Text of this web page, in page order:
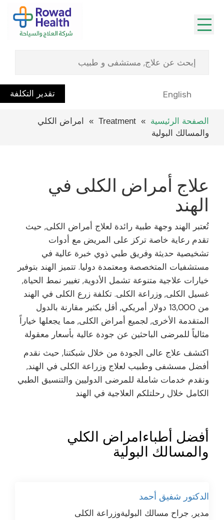
English تقدير التكلفة
الصفحة الرئيسية
» Treatment » امراض الكلي
والمسالك البولية
علاج أمراض الكلى في
الهند
تُعتبر الهند وجهة طبية رائدة لعلاج أمراض الكلى, حيث
تقدم رعاية خاصة تركز على المريض مع أدوات
تشخيصية حديثة وفريق طبي ذوي خبرة عالية في
مستشفيات المتخصصة ومعتمدة دوليا. تتميز الهند بتوفير
خيارات علاجية متنوعة تشمل الأدوية, تغيير نمط الحياة,
غسيل الكلى, وزراعة الكلى. تكلفة زرع الكلى في الهند
من 13,000 دولار أمريكي, أقل بكثير مقارنة بالدول
المتقدمة الأخرى, لجميع أمراض الكلى, مما يجعلها خياراً
مثالياً للمرضى الباحثين عن جودة عالية بأسعار معقولة
اكتشف علاج عالى الجودة من خلال شبكتنا, حيث نقدم
أفضل مسشفى وطبيب لعلاج وزراعة الكلى في الهند,
ونقدم خدمات شاملة للمرضى الدوليين والتنسيق الطبي
الكامل خلال رحلتلكم العلاجية في الهند
أفضل أطباءامراض الكلي
والمسالك البولية
الدكتور شفيق أحمد
مدير, جراح مسالك البوليةوزراعة الكلى